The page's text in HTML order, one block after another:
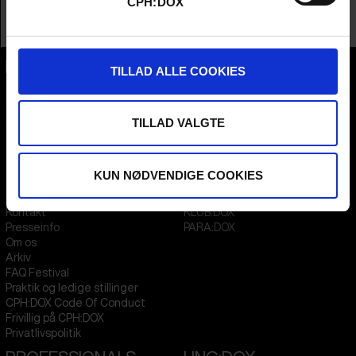
TILLAD ALLE COOKIES
TILLAD VALGTE
KUN NØDVENDIGE COOKIES
Flæsketorvet 60, 3s
Kontakt
Presseinfo
Om os
Arkiv
FAQ Festival
Praktik og ledige stillinger
CPH:DOX Code Of Conduct
Frivillig på CPH:DOX
Privatlivspolitik
KLUB:DOX
PARA:DOX